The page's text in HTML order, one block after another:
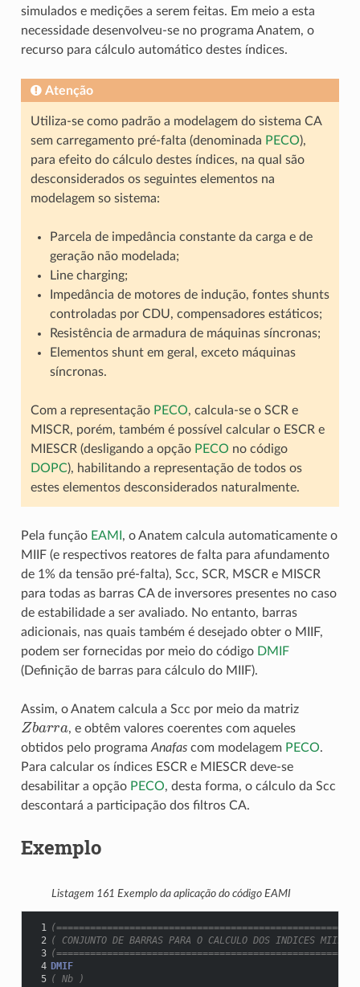
simulados e medições a serem feitas. Em meio a esta
necessidade desenvolveu-se no programa Anatem, o
recurso para cálculo automático destes índices.
Atenção
Utiliza-se como padrão a modelagem do sistema CA
sem carregamento pré-falta (denominada PECO),
para efeito do cálculo destes índices, na qual são
desconsiderados os seguintes elementos na
modelagem so sistema:
Parcela de impedância constante da carga e de
geração não modelada;
Line charging;
Impedância de motores de indução, fontes shunts
controladas por CDU, compensadores estáticos;
Resistência de armadura de máquinas síncronas;
Elementos shunt em geral, exceto máquinas
síncronas.
Com a representação PECO, calcula-se o SCR e
MISCR, porém, também é possível calcular o ESCR e
MIESCR (desligando a opção PECO no código
DOPC), habilitando a representação de todos os
estes elementos desconsiderados naturalmente.
Pela função EAMI , o Anatem calcula automaticamente o
MIIF (e respectivos reatores de falta para afundamento
de 1% da tensão pré-falta), Scc, SCR, MSCR e MISCR
para todas as barras CA de inversores presentes no caso
de estabilidade a ser avaliado. No entanto, barras
adicionais, nas quais também é desejado obter o MIIF,
podem ser fornecidas por meio do código DMIF
(Definição de barras para cálculo do MIIF).
Assim, o Anatem calcula a Scc por meio da matriz
Zb
, e obtêm valores coerentes com aqueles
obtidos pelo programaAnafascom modelagem PECO.
Para calcular os índices ESCR e MIESCR deve-se
desabilitar a opção PECO, desta forma, o cálculo da Scc
descontará a participação dos filtros CA.
Exemplo
Listagem 161 Exemplo da aplicação do código EAMI
1
2 ( CONJUNTO DE BARRAS PARA O CALCULO DOS INDICES MIIF
3
4 DMIF
5 ( Nb )